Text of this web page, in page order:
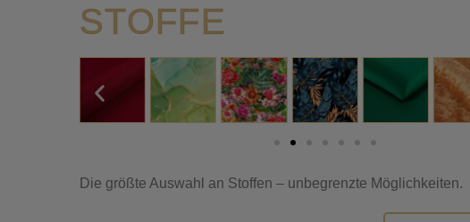
STOFFE
Die größte Auswahl an Stoffen – unbegrenzte Möglichkeiten.